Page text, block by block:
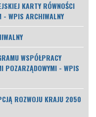
KARTY RÓWNOŚCI
- WPIS ARCHIWALNY
WSPÓŁPRACY
POZARZĄDOWYMI - WPIS
ROZWOJU KRAJU 2050